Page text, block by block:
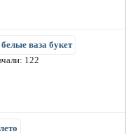
ваза букет
122